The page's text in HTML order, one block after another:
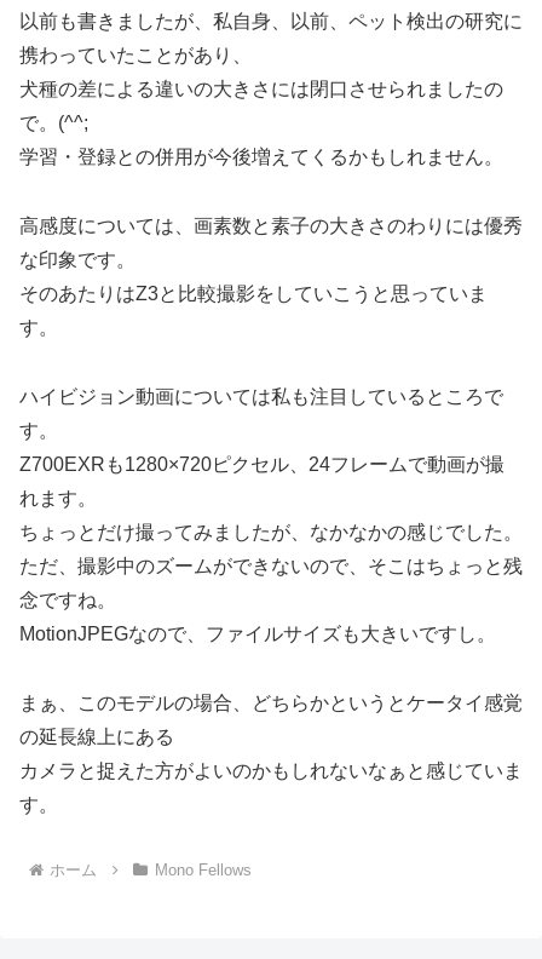
以前も書きましたが、私自身、以前、ペット検出の研究に
携わっていたことがあり、
犬種の差による違いの大きさには閉口させられましたの
で。(^^;
学習・登録との併用が今後増えてくるかもしれません。
高感度については、画素数と素子の大きさのわりには優秀
な印象です。
そのあたりはZ3と比較撮影をしていこうと思っていま
す。
ハイビジョン動画については私も注目しているところで
す。
Z700EXRも1280×720ピクセル、24フレームで動画が撮
れます。
ちょっとだけ撮ってみましたが、なかなかの感じでした。
ただ、撮影中のズームができないので、そこはちょっと残
念ですね。
MotionJPEGなので、ファイルサイズも大きいですし。
まぁ、このモデルの場合、どちらかというとケータイ感覚
の延長線上にある
カメラと捉えた方がよいのかもしれないなぁと感じていま
す。
ホーム Mono Fellows